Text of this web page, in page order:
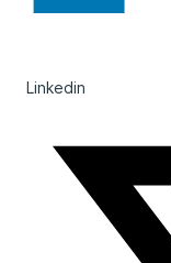
Linkedin